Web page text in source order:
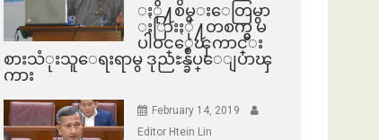
ႏို႔စိမ္းေတြမွာ
ႏြားႏို႔တစက္မွ မ
ပါဝင္ေၾကာင္း
စားသံုးသူေရးရာမွ ဒုညႊန္ခ်ဳပ္ေျပာၾ
ကား
February 14, 2019
Editor Htein Lin